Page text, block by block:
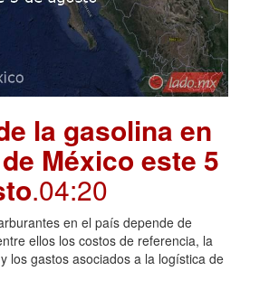
la gasolina en
México este 5
.04:20
en el país depende de
ellos los costos de referencia, la
los gastos asociados a la logística de